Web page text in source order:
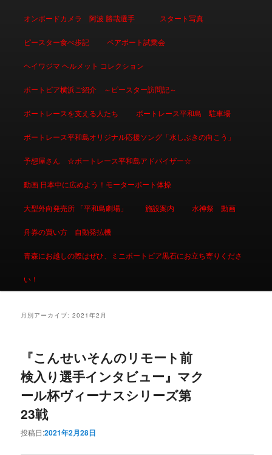
オンボードカメラ 阿波 勝哉選手 スタート写真
ピースター食べ歩記 ペアボート試乗会
ヘイワジマ ヘルメット コレクション
ボートピア横浜ご紹介 ～ピースター訪問記～
ボートレースを支える人たち ボートレース平和島 駐車場
ボートレース平和島オリジナル応援ソング「水しぶきの向こう」
予想屋さん ☆ボートレース平和島アドバイザー☆
動画 日本中に広めよう！モーターボート体操
大型外向発売所 「平和島劇場」 施設案内 水神祭 動画
舟券の買い方 自動発払機
青森にお越しの際はぜひ、ミニボートピア黒石にお立ち寄りくださ
い！
月別アーカイブ:2021年2月
『こんせいそんのリモート前
検入り選手インタビュー』マク
ール杯ヴィーナスシリーズ第
23戦
投稿日:2021年2月28日